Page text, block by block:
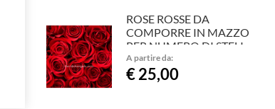
ROSE ROSSE DA
COMPORRE IN MAZZO
PER NUMERO DI STELI
A partire da:
€ 25,00